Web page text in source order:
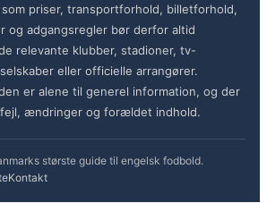
priser, transportforhold, billetforhold,
og adgangsregler bør derfor altid
relevante klubber, stadioner, tv-
eller officielle arrangører.
er alene til generel information, og der
ændringer og forældet indhold.
største guide til engelsk fodbold.
Kontakt